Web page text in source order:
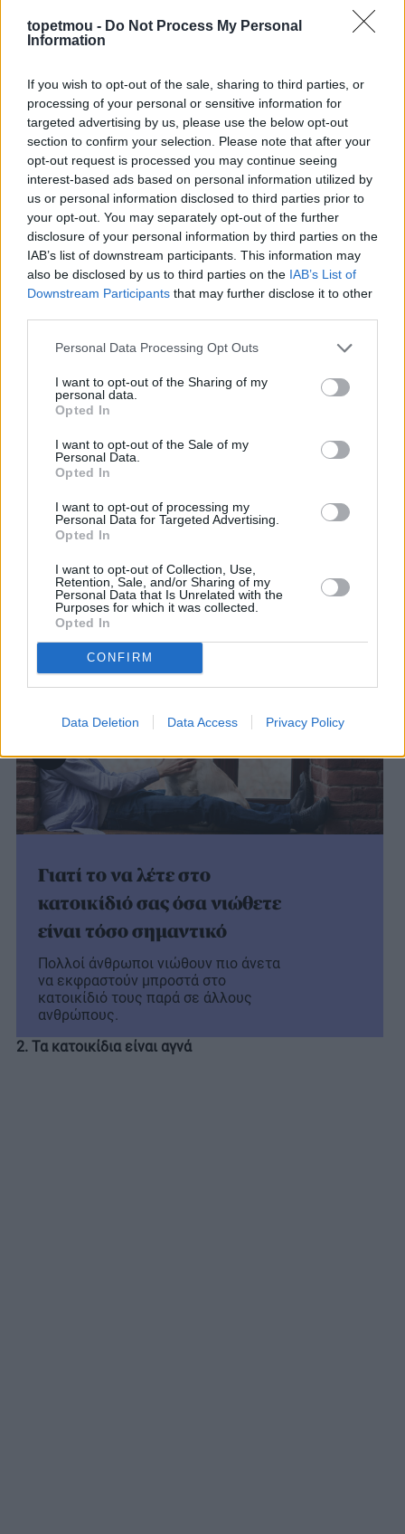
topetmou - Do Not Process My Personal
Information
If you wish to opt-out of the sale, sharing to third parties, or
processing of your personal or sensitive information for
targeted advertising by us, please use the below opt-out
section to confirm your selection. Please note that after your
opt-out request is processed you may continue seeing
interest-based ads based on personal information utilized by
us or personal information disclosed to third parties prior to
your opt-out. You may separately opt-out of the further
disclosure of your personal information by third parties on the
IAB’s list of downstream participants. This information may
also be disclosed by us to third parties on the IAB’s List of
Downstream Participants that may further disclose it to other
Personal Data Processing Opt Outs
I want to opt-out of the Sharing of my
personal data.
Opted In
I want to opt-out of the Sale of my
Personal Data.
Opted In
I want to opt-out of processing my
Personal Data for Targeted Advertising.
Opted In
I want to opt-out of Collection, Use,
Retention, Sale, and/or Sharing of my
Personal Data that Is Unrelated with the
Purposes for which it was collected.
Opted In
CONFIRM
Data Deletion Data Access Privacy Policy
ανάγκες τους δεν ικανοποιούνται από αυτούς που τα
φροντίζουν και από το περιβάλλον τους. Αυτές οι
σχέσεις δεν χρειάζεται απαραίτητα να είναι
το κενό όταν άλλοι άνθρωποι δεν είναι σε θέση να το
κάνουν’’, εξηγεί ο Linder.
Χαρακτηριστικό παράδειγμα ήταν η εποχή του COVID.
Πολλές έρευνες έδειξαν ότι οι άνθρωποι που είχαν
κάποιο κατοικίδιο ζώο
εμφάνισαν σημαντικά
χαμηλότερα επίπεδα κατάθλιψηςσε σχέση με όσους
δεν είχαν κατοικίδιο. Άτομα και οικογένειες με
κατοικίδια ανέφεραν περισσότερα θετικά
συναισθήματα, λιγότερη απομόνωση και μεγαλύτερη
κοινωνική υποστήριξη εκείνον τον καιρό.
επιθυμία να αγαπιόμαστε και να μας φροντίζουν
σε όλη τη διάρκεια της ζωής μας. Το να μας
αντιμετωπίζουν σαν να είμαστε ξεχωριστοί και
καλύτερο τρόπο — βοηθά στην ενίσχυση της
αυτοεκτίμησής μας.
Τα κατοικίδια είναι ιδανικά σε αυτό, επειδή η ίδια τους
η ύπαρξη φαίνεται προσανατολισμένη στο να
καταστάσεις και τα συναισθήματά μας, να είναι
διαθέσιμα για εμάς, να μας αγαπούν και να μας
στηρίζουν συναισθηματικά.’’, αναφέρει ο Linder.
Γιατί το να λέτε στο
κατοικίδιό σας όσα νιώθετε
είναι τόσο σημαντικό
Πολλοί άνθρωποι νιώθουν πιο άνετα
να εκφραστούν μπροστά στο
κατοικίδιό τους παρά σε άλλους
ανθρώπους.
2. Τα κατοικίδια είναι αγνά